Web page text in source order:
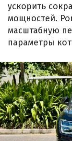
ускорить
мощностей.
масштабную
параметры